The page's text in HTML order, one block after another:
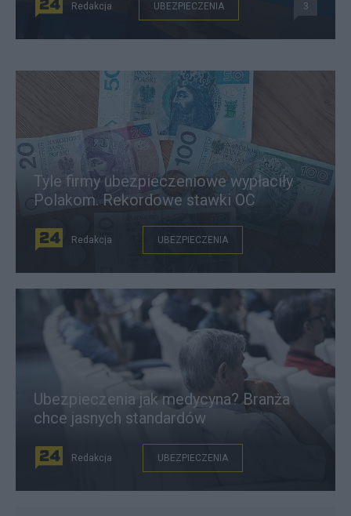
Redakcja UBEZPIECZENIA 3
Tyle firmy ubezpieczeniowe wypłaciły
Polakom. Rekordowe stawki OC
Redakcja UBEZPIECZENIA
Ubezpieczenia jak medycyna? Branża
chce jasnych standardów
Redakcja UBEZPIECZENIA